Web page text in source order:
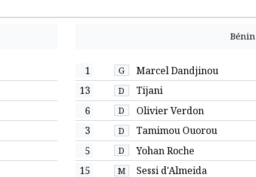
Bénin
1 G
Marcel Dandjinou
13
D
Tijani
6
D
Olivier Verdon
3
D
Tamimou Ouorou
5
D Yohan Roche
15 M Sessi d'Almeida